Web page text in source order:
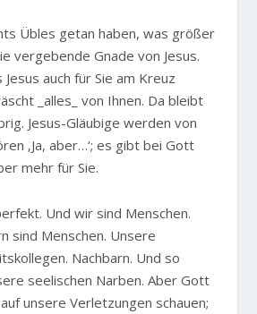
Übles getan haben, was größer
vergebende Gnade von Jesus.
auch für Sie am Kreuz
_alles_ von Ihnen. Da bleibt
Jesus-Gläubige werden von
‚Ja, aber…‘; es gibt bei Gott
mehr für Sie.
Und wir sind Menschen.
sind Menschen. Unsere
Nachbarn. Und so
seelischen Narben. Aber Gott
unsere Verletzungen schauen;